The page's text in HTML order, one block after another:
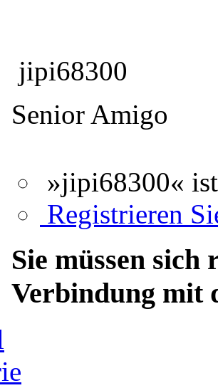
jipi68300
Senior Amigo
»jipi68300«
Registrieren
Sie müssen
Verbindung mit